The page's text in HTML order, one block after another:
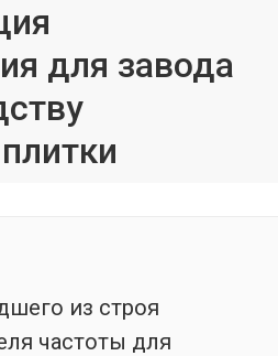
для завода
из строя
частоты для